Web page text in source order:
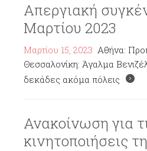
Απεργιακή
Μαρτίου 2023
Μαρτίου 15, 2023 Αθήνα:
Θεσσαλονίκη: Άγαλμα
δεκάδες ακόμα πόλεις
Ανακοίνωση για
κινητοποιήσεις